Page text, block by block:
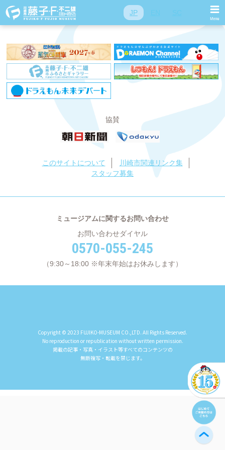
JP
投稿ナビゲーション
前 前の投稿: 2015年10月
次の投稿: 2015年12月
協賛
このサイトについて
川崎市関連リンク集
スタッフ募集
ミュージアムに関するお問い合わせ
お問い合わせダイヤル
0570-055-245
（9:30～18:00 ※年末年始はお休みします）
Copyright © 2023 FUJIKO-MUSEUM CO.,LTD. All Rights Reserved.
No reproduction or republication without written permission.
掲載の記事・写真・イラスト等すべてのコンテンツの
無断複写・転載を禁じます。